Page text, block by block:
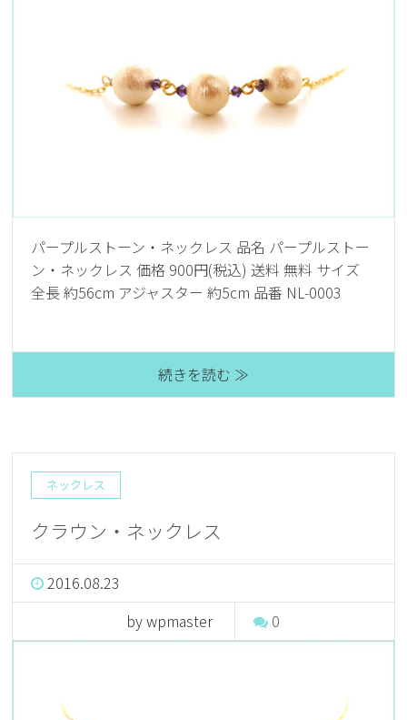
パープルストーン・ネックレス 品名 パープルストー
ン・ネックレス 価格 900円(税込) 送料 無料 サイズ
全長 約56cm アジャスター 約5cm 品番 NL-0003
続きを読む ≫
ネックレス
クラウン・ネックレス
2016.08.23
by wpmaster
0